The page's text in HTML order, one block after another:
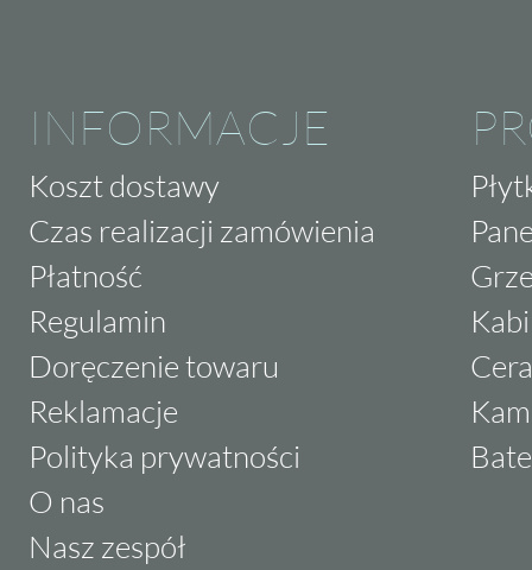
INFORMACJE
Koszt dostawy
Czas realizacji zamówienia
Płatność
Regulamin
Doręczenie towaru
Reklamacje
Polityka prywatności
O nas
Nasz zespół